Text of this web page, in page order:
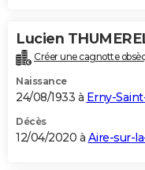
Lucien
Créer une cagnotte
Naissance
24/08/1933 à Erny-
Décès
12/04/2020 à Aire-sur-